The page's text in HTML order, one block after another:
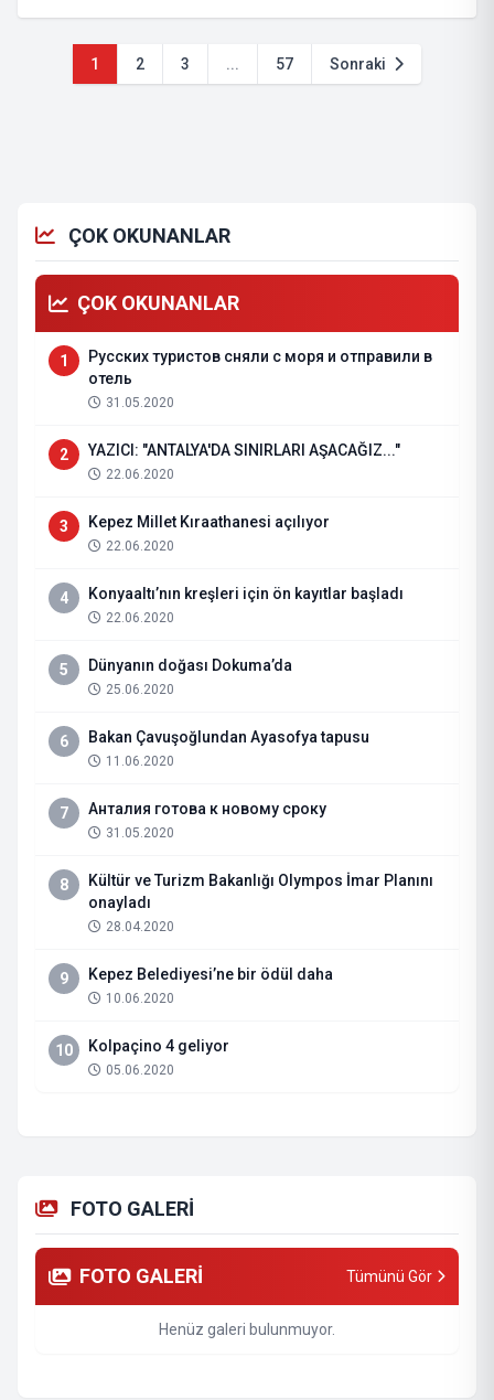
1 2 3 ... 57 Sonraki
ÇOK OKUNANLAR
ÇOK OKUNANLAR
1
Русских туристов сняли с моря и отправили в
отель
31.05.2020
2 YAZICI: "ANTALYA'DA SINIRLARI AŞACAĞIZ..."
22.06.2020
3 Kepez Millet Kıraathanesi açılıyor
22.06.2020
4 Konyaaltı’nın kreşleri için ön kayıtlar başladı
22.06.2020
5 Dünyanın doğası Dokuma’da
25.06.2020
6 Bakan Çavuşoğlundan Ayasofya tapusu
11.06.2020
7 Анталия готова к новому сроку
31.05.2020
8
Kültür ve Turizm Bakanlığı Olympos İmar Planını
onayladı
28.04.2020
9 Kepez Belediyesi’ne bir ödül daha
10.06.2020
10 Kolpaçino 4 geliyor
05.06.2020
FOTO GALERİ
FOTO GALERİ Tümünü Gör
Henüz galeri bulunmuyor.